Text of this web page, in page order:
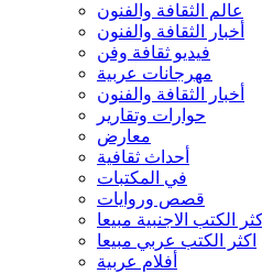
عالم الثقافة والفنون
أخبار الثقافة والفنون
فيديو ثقافة وفن
مهرجانات عربية
أخبار الثقافة والفنون
حوارات وتقارير
معارض
أحداث ثقافية
في المكتبات
قصص وروايات
الكتب الاجنبية مبيعا
اكثر الكتب عربي مبيعا
أفلام عربية